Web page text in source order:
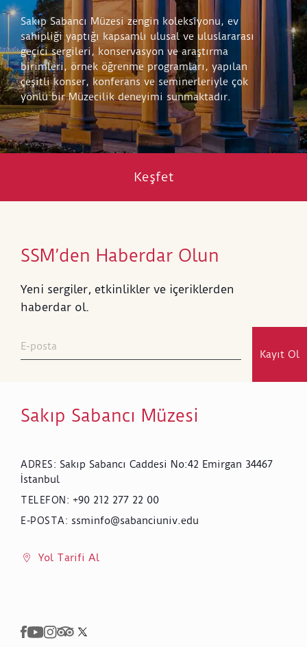
Sakıp Sabancı Müzesi zengin koleksiyonu, ev
sahipliği yaptığı kapsamlı ulusal ve uluslararası
geçici sergileri, konservasyon ve araştırma
birimleri, örnek öğrenme programları, yapılan
çeşitli konser, konferans ve seminerleriyle çok
yönlü bir Müzecilik deneyimi sunmaktadır.
Keşfet
SSM’den Haberdar Olun
Yeni sergiler, etkinlikler ve içeriklerden
haberdar ol.
Kayıt Ol
Sakıp Sabancı Müzesi
ADRES: Sakıp Sabancı Caddesi No:42 Emirgan 34467
İstanbul
TELEFON : +90 212 277 22 00
E-POSTA: ssminfo@sabanciuniv.edu
Yol Tarifi Al